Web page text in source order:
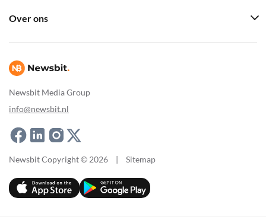
Newsbit Media Group
info@newsbit.nl
Over ons
Newsbit Copyright © 2026 | Sitemap